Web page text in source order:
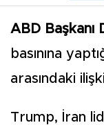
ABD Başkanı
basınına
arasındaki
Trump, İran